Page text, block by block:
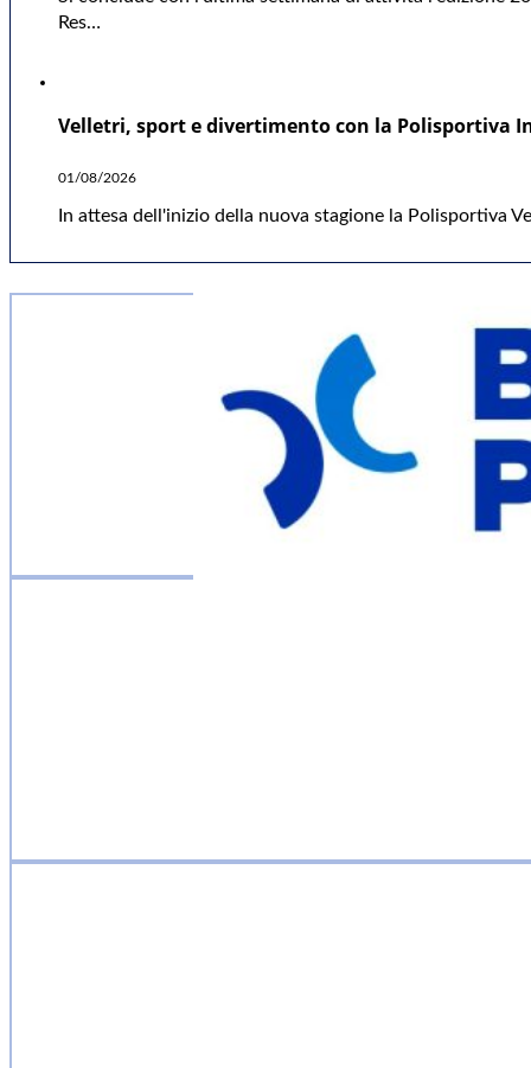
Res…
Velletri, sport e divertimento con la Polisportiva
01/08/2026
In attesa dell'inizio della nuova stagione la Polisportiva